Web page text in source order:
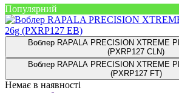
Популярний
Воблер RAPALA PRECISION XTREME
(PXRP127 CLN)
Воблер RAPALA PRECISION XTREME
(PXRP127 FT)
Немає в наявності